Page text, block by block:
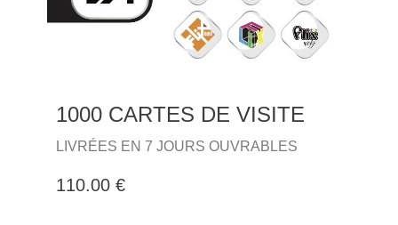
1000 CARTES DE VISITE
LIVRÉES EN 7 JOURS OUVRABLES
110.00 €